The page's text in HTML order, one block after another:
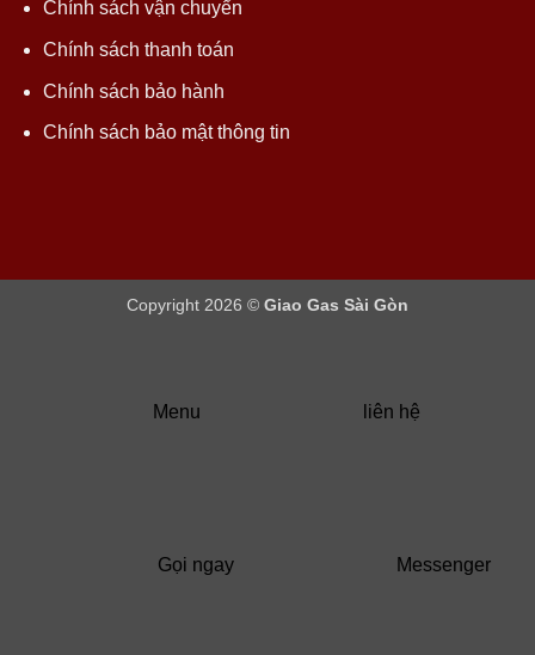
Chính sách vận chuyển
Chính sách thanh toán
Chính sách bảo hành
Chính sách bảo mật thông tin
Copyright 2026 © Giao Gas Sài Gòn
Menu liên hệ
Gọi ngay Messenger